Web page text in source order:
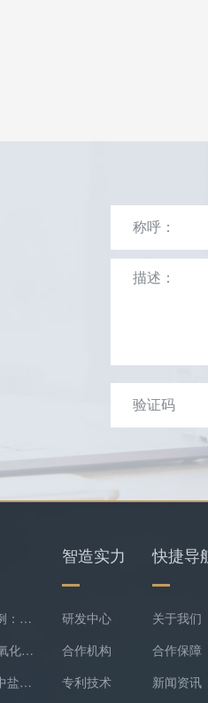
化工企业巡检设备采购案例：逸云天MS400系列苯乙烯检测仪+四合一检测仪配套落地
冶炼厂巡检20年亲历：二氧化硫隐形泄漏难察觉，便携式检测报警仪是防线
高温高湿复杂工况适配！中盐常州化工双氧水尾气精准监测方案落地
智造实力
研发中心
合作机构
专利技术
快捷导
关于我们
合作保障
新闻资讯